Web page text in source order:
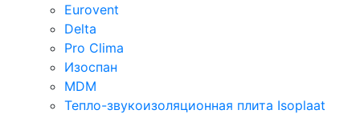
Eurovent
Delta
Pro Clima
Изоспан
MDM
Тепло-звукоизоляционная плита Isoplaat